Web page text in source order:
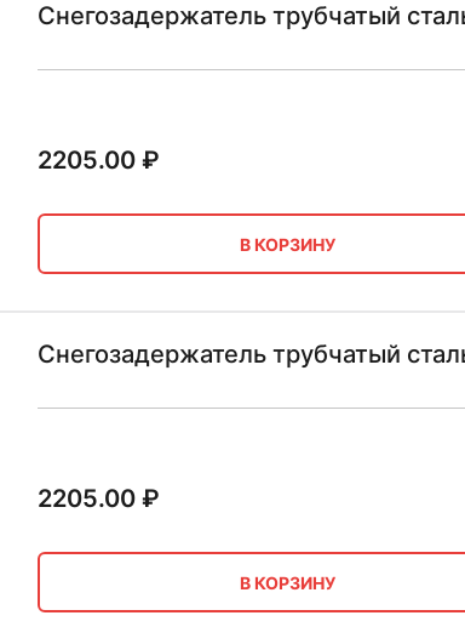
Снегозадержатель трубчатый
2205.00₽
В КОРЗИНУ
Снегозадержатель трубчатый
2205.00₽
В КОРЗИНУ